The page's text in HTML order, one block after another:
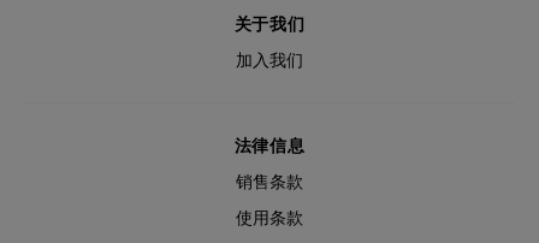
关于我们
加入我们
法律信息
销售条款
使用条款